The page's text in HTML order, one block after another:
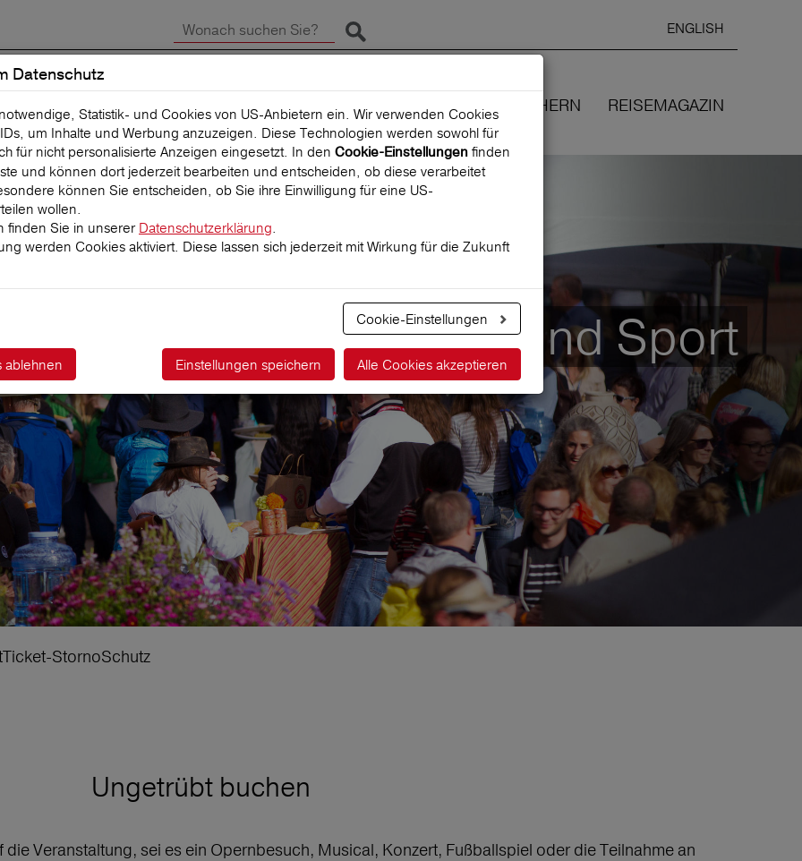
Suche starten
Ausgewählte
Sprache:
DEUTSCH
ENGLISH
SCHADEN MELDEN REISEVERSICHERUNGEN WIR VERSICHERN REISEMAGAZIN
für Konzerttickets und Sport
StornoSchutz
Ungetrübt buchen
Veranstaltung, sei es ein Opernbesuch, Musical, Konzert, Fußballspiel oder die Teilnahme an
Datenschutz
Statistik- und Cookies von US-Anbietern ein. Wir verwenden Cookies
um Inhalte und Werbung anzuzeigen. Diese Technologien werden sowohl für
für nicht personalisierte Anzeigen eingesetzt. In den Cookie-Einstellungen finden
und können dort jederzeit bearbeiten und entscheiden, ob diese verarbeitet
können Sie entscheiden, ob Sie ihre Einwilligung für eine US-
wollen.
finden Sie in unserer Datenschutzerklärung.
werden Cookies aktiviert. Diese lassen sich jederzeit mit Wirkung für die Zukunft
Cookie-Einstellungen
Alle Cookies akzeptieren
ablehnen Einstellungen speichern